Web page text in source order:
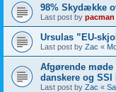
98% Skydække
Last post by pacman
Ursulas ”EU-
Last post by Zac «
Afgørende møde
danskere og SSI
Last post by Zac «